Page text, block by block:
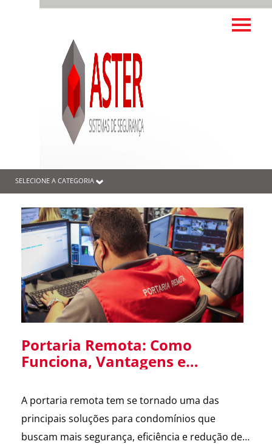
SELECIONE A CATEGORIA
Portaria Remota: Como
Funciona, Vantagens e
Condomínios
A portaria remota tem se tornado uma das
principais soluções para condomínios que
buscam mais segurança, eficiência e redução de